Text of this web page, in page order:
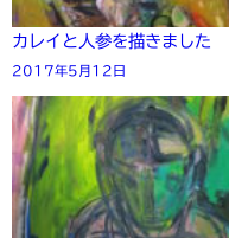
カレイと人参を描きました
2017年5月12日